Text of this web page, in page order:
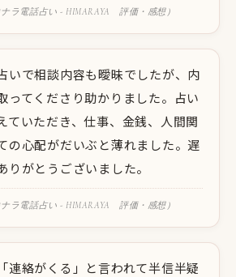
ナラ電話占い - HIMARAYA 評価・感想）
いで相談内容も曖昧でしたが、内
ってくださり助かりました。占い
ていただき、仕事、金銭、人間関
の心配がだいぶと薄れました。遅
りがとうございました。
ナラ電話占い - HIMARAYA 評価・感想）
連絡がくる」と言われて半信半疑